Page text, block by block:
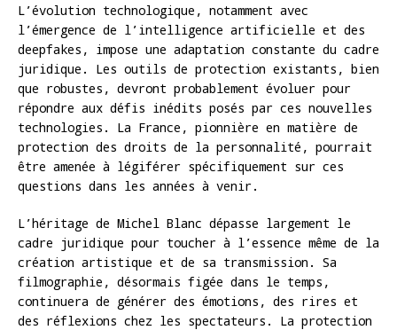
L’évolution technologique, notamment avec
l’émergence de l’intelligence artificielle et des
deepfakes, impose une adaptation constante du cadre
juridique. Les outils de protection existants, bien
que robustes, devront probablement évoluer pour
répondre aux défis inédits posés par ces nouvelles
technologies. La France, pionnière en matière de
protection des droits de la personnalité, pourrait
être amenée à légiférer spécifiquement sur ces
questions dans les années à venir.
L’héritage de Michel Blanc dépasse largement le
cadre juridique pour toucher à l’essence même de la
création artistique et de sa transmission. Sa
filmographie, désormais figée dans le temps,
continuera de générer des émotions, des rires et
des réflexions chez les spectateurs. La protection